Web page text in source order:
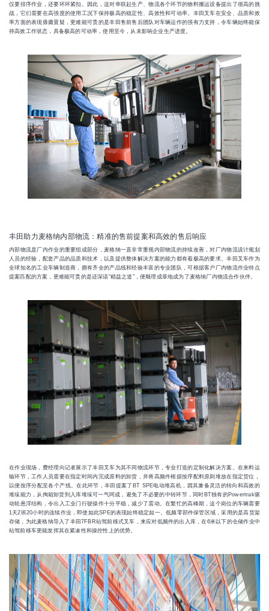
仅要排序作业，还要环环紧扣。因此，这对串联起生产、物流各个环节的物料搬运设备提出了很高的挑
战，它们需要在高强度的使用工况下保持极高的稳定性、高效性和可动率。丰田叉车在安全、品质和效
率方面的表现毋庸置疑，更难能可贵的是丰田售前售后团队对车辆运作的强有力支持，令车辆始终能保
持高效工作状态，具备极高的可动率，使用至今，从未影响企业生产进度。
丰田助力麦格纳内部物流：精准的售前提案和高效的售后响应
内部物流是厂内作业的重要组成部分，麦格纳一直非常重视内部物流的持续改善，对厂内物流设计规划
人员的经验，配套产品的品质和技术，以及提供整体解决方案的能力都有着极高的要求。丰田叉车作为
全球知名的工业车辆制造商，拥有齐全的产品线和经验丰富的专业团队，可根据客户厂内物流作业特点
提案匹配的方案，更难能可贵的是还深谙“精益之道”，便顺理成章地成为了麦格纳厂内物流合作伙伴。
在作业现场，费经理向记者展示了丰田叉车为其不同物流环节，专业打造的定制化解决方案。在来料运
输环节，工作人员需要在指定时间内完成原料的卸货，并将高频件根据按序配料原则堆放在指定货位，
以便按序分配至各个产线。在此环节，丰田提案了BT SPE电动堆高机，因其兼备灵活的转向和高效的
堆垛能力，从掏箱卸货到入库堆垛可一气呵成，避免了不必要的中转环节，同时BT独有的Powertrak驱
动轮悬浮结构，令出入工业门行驶操作十分平稳，减少了震动。在繁忙的高峰期，这个岗位的车辆需要
1天2班20小时的连续作业，即使如此SPE的表现始终稳定如一。低频零部件保管区域，采用的是高货架
存储，为此麦格纳导入了丰田7FBR站驾前移式叉车，来应对低频件的出入库，在6米以下的仓储作业中
站驾前移车更能发挥其在紧凑性和操控性上的优势。